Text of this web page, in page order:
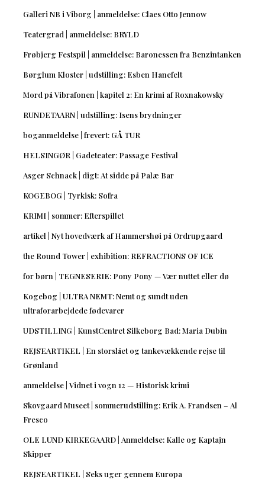
Galleri NB i Viborg | anmeldelse: Claes Otto Jennow
Teatergrad | anmeldelse: BRYLD
Frøbjerg Festspil | anmeldelse: Baronessen fra Benzintanken
Børglum Kloster | udstilling: Esben Hanefelt
Mord på Vibrafonen | kapitel 2: En krimi af Roxnakowsky
RUNDETAARN | udstilling: Isens brydninger
boganmeldelse | frevert: GÅ TUR
HELSINGØR | Gadeteater: Passage Festival
Asger Schnack | digt: At sidde på Palæ Bar
KOGEBOG | Tyrkisk: Sofra
KRIMI | sommer: Efterspillet
artikel | Nyt hovedværk af Hammershøi på Ordrupgaard
the Round Tower | exhibition: REFRACTIONS OF ICE
for børn | TEGNESERIE: Pony Pony — Vær nuttet eller dø
Kogebog | ULTRA NEMT: Nemt og sundt uden
ultraforarbejdede fødevarer
UDSTILLING | KunstCentret Silkeborg Bad: Maria Dubin
REJSEARTIKEL | En storslået og tankevækkende rejse til
Grønland
anmeldelse | Vidnet i vogn 12 — Historisk krimi
Skovgaard Museet | sommerudstilling: Erik A. Frandsen – Al
Fresco
OLE LUND KIRKEGAARD | Anmeldelse: Kalle og Kaptajn
Skipper
REJSEARTIKEL | Seks uger gennem Europa